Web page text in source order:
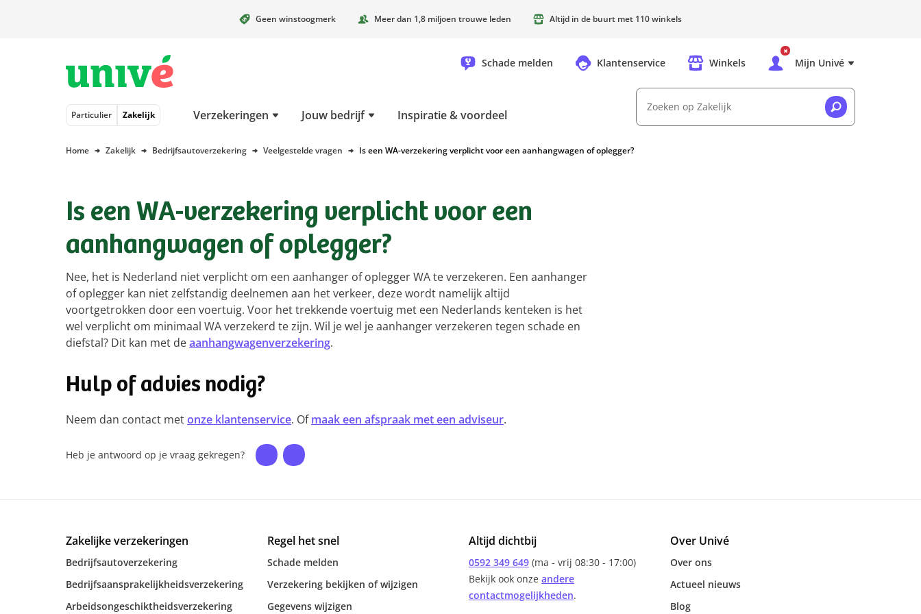
Geen winstoogmerk Meer dan 1,8 miljoen trouwe leden Altijd in de buurt met 110 winkels
Schade melden Klantenservice Winkels Mijn Univé
Particulier Zakelijk Verzekeringen Jouw bedrijf Inspiratie & voordeel
Zoeken op Zakelijk
Home Zakelijk Bedrijfsautoverzekering Veelgestelde vragen Is een WA-verzekering verplicht voor een aanhangwagen of oplegger?
Is een WA-verzekering verplicht voor een
aanhangwagen of oplegger?
Nee, het is Nederland niet verplicht om een aanhanger of oplegger WA te verzekeren. Een aanhanger
of oplegger kan niet zelfstandig deelnemen aan het verkeer, deze wordt namelijk altijd
voortgetrokken door een voertuig. Voor het trekkende voertuig met een Nederlands kenteken is het
wel verplicht om minimaal WA verzekerd te zijn. Wil je wel je aanhanger verzekeren tegen schade en
diefstal? Dit kan met deaanhangwagenverzekering.
Hulp of advies nodig?
Neem dan contact metonze klantenservice. Ofmaak een afspraak met een adviseur.
Heb je antwoord op je vraag gekregen?
Zakelijke verzekeringen
Bedrijfsautoverzekering
Bedrijfsaansprakelijkheidsverzekering
Arbeidsongeschiktheidsverzekering
Regel het snel
Schade melden
Verzekering bekijken of wijzigen
Gegevens wijzigen
Altijd dichtbij
0592 349 649 (ma - vrij 08:30 - 17:00)
Bekijk ook onze andere
contactmogelijkheden.
Over Univé
Over ons
Actueel nieuws
Blog